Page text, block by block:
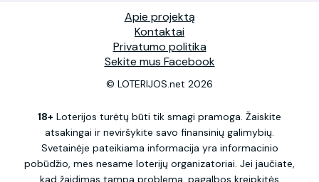
Apie projektą
Kontaktai
Privatumo politika
Sekite mus Facebook
© LOTERIJOS.net 2026
18+ Loterijos turėtų būti tik smagi pramoga. Žaiskite
atsakingai ir neviršykite savo finansinių galimybių.
Svetainėje pateikiama informacija yra informacinio
pobūdžio, mes nesame loterijų organizatoriai. Jei jaučiate,
kad žaidimas tampa problema, pagalbos kreipkitės